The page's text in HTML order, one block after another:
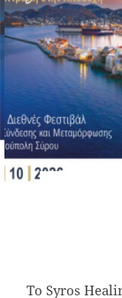
Το Syros